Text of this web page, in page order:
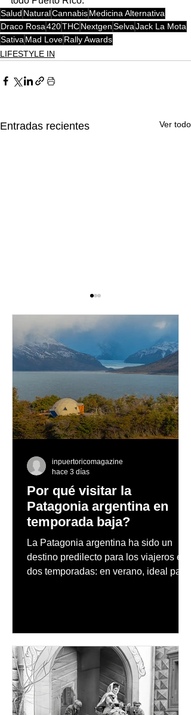
Salud NaturalCannabisMedicina Alternativa
Draco Rosa420THCNextgenSelvaJack La Mota
Sativa Mad LoveRally Awards
LIFESTYLE IN
Entradas recientes Ver todo
LG Electronics lanza
Sports Playbook
Por qué visitar la
Patagonia argentina en
temporada baja?
La Patagonia argentina ha sido un
destino predilecto para los viajeros en
dos temporadas: en verano, ideal para
nevados en las montañas
inpuertoricomagazine
hace 3 días